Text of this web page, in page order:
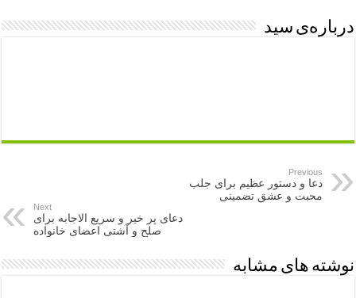
درباره‌ی سید
Previous
دعا و دستور عظیم برای جلب
محبت و عشق تضمینی
Next
دعای پر خیر و سریع الاجابه برای
صلح و آشتی اعضای خانواده
نوشته های مشابه